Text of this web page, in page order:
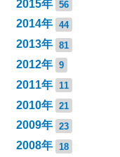
2015年 56
2014年 44
2013年 81
2012年 9
2011年 11
2010年 21
2009年 23
2008年 18